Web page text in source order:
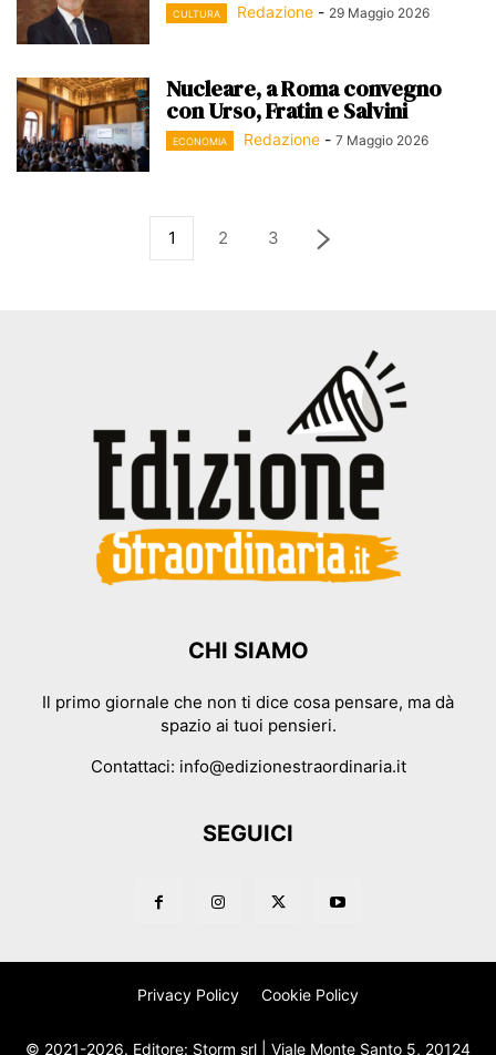
CULTURA Redazione - 29 Maggio 2026
Nucleare, a Roma convegno
con Urso, Fratin e Salvini
ECONOMIA Redazione - 7 Maggio 2026
1 2 3
CHI SIAMO
Il primo giornale che non ti dice cosa pensare, ma dà
spazio ai tuoi pensieri.
Contattaci: info@edizionestraordinaria.it
SEGUICI
Privacy Policy Cookie Policy
© 2021-2026. Editore: Storm srl | Viale Monte Santo 5, 20124